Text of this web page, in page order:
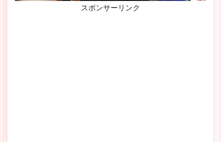
スポンサーリンク